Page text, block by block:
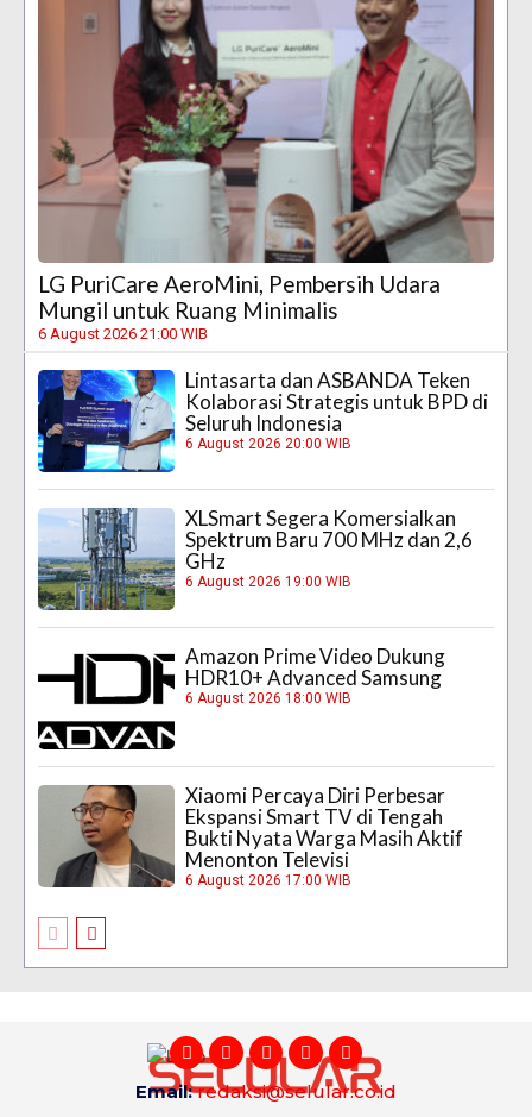
LG PuriCare AeroMini, Pembersih Udara
Mungil untuk Ruang Minimalis
6 August 2026 21:00 WIB
Lintasarta dan ASBANDA Teken
Kolaborasi Strategis untuk BPD di
Seluruh Indonesia
6 August 2026 20:00 WIB
XLSmart Segera Komersialkan
Spektrum Baru 700 MHz dan 2,6
GHz
6 August 2026 19:00 WIB
Amazon Prime Video Dukung
HDR10+ Advanced Samsung
6 August 2026 18:00 WIB
Xiaomi Percaya Diri Perbesar
Ekspansi Smart TV di Tengah
Bukti Nyata Warga Masih Aktif
Menonton Televisi
6 August 2026 17:00 WIB
Email:redaksi@selular.co.id